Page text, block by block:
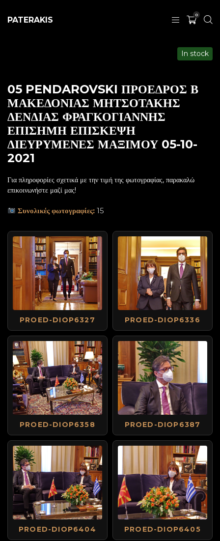
PATERAKIS
0
05 PENDAROVSKI ΠΡΟΕΔΡΟΣ Β
ΜΑΚΕΔΟΝΙΑΣ ΜΗΤΣΟΤΑΚΗΣ
ΔΕΝΔΙΑΣ ΦΡΑΓΚΟΓΙΑΝΝΗΣ
ΕΠΙΣΗΜΗ ΕΠΙΣΚΕΨΗ
ΔΙΕΥΡΥΜΕΝΕΣ ΜΑΞΙΜΟΥ 05-10-
2021
In stock
Για πληροφορίες σχετικά με την τιμή της φωτογραφίας, παρακαλώ
επικοινωνήστε μαζί μας!
Συνολικές φωτογραφίες: 15
PROED-DIOP6327 PROED-DIOP6336
PROED-DIOP6358 PROED-DIOP6387
PROED-DIOP6404 PROED-DIOP6405